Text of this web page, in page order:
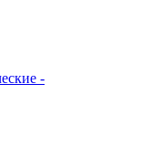
-